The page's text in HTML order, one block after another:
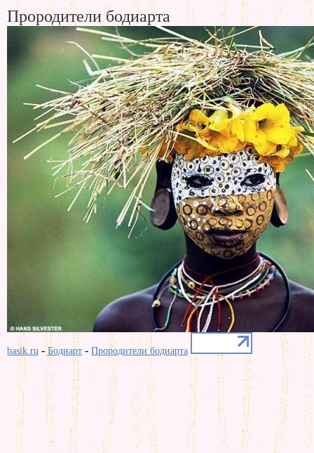
Прородители бодиарта
basik.ru -Бодиарт - Прородители бодиарта